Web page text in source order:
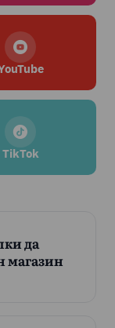
TikTok
да
магазин